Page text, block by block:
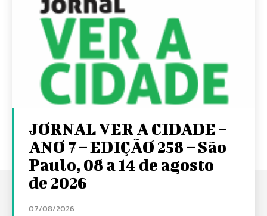
JORNAL VER A CIDADE –
ANO 7 – EDIÇÃO 258 – São
Paulo, 08 a 14 de agosto
de 2026
07/08/2026